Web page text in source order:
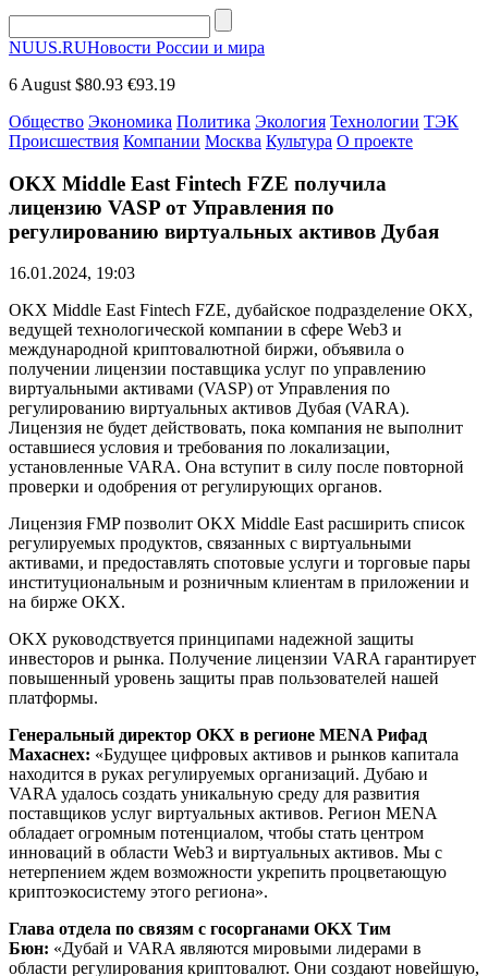
NUUS.RUНовости России и мира
6 August $80.93 €93.19
Общество Экономика Политика Экология Технологии ТЭК
Происшествия Компании Москва Культура О проекте
OKX Middle East Fintech FZE получила
лицензию VASP от Управления по
регулированию виртуальных активов Дубая
16.01.2024, 19:03
OKX Middle East Fintech FZE, дубайское подразделение OKX,
ведущей технологической компании в сфере Web3 и
международной криптовалютной биржи, объявила о
получении лицензии поставщика услуг по управлению
виртуальными активами (VASP) от Управления по
регулированию виртуальных активов Дубая (VARA).
Лицензия не будет действовать, пока компания не выполнит
оставшиеся условия и требования по локализации,
установленные VARA. Она вступит в силу после повторной
проверки и одобрения от регулирующих органов.
Лицензия FMP позволит OKX Middle East расширить список
регулируемых продуктов, связанных с виртуальными
активами, и предоставлять спотовые услуги и торговые пары
институциональным и розничным клиентам в приложении и
на бирже OKX.
OKX руководствуется принципами надежной защиты
инвесторов и рынка. Получение лицензии VARA гарантирует
повышенный уровень защиты прав пользователей нашей
платформы.
Генеральный директор OKX в регионе MENA Рифад
Махаснех: «Будущее цифровых активов и рынков капитала
находится в руках регулируемых организаций. Дубаю и
VARA удалось создать уникальную среду для развития
поставщиков услуг виртуальных активов. Регион MENA
обладает огромным потенциалом, чтобы стать центром
инноваций в области Web3 и виртуальных активов. Мы с
нетерпением ждем возможности укрепить процветающую
криптоэкосистему этого региона».
Глава отдела по связям с госорганами OKX Тим
Бюн: «Дубай и VARA являются мировыми лидерами в
области регулирования криптовалют. Они создают новейшую,